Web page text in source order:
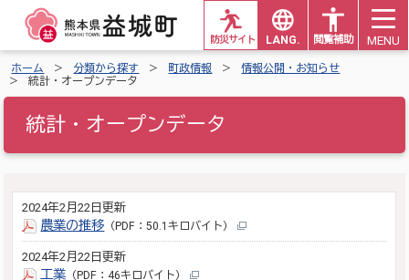
LANG. 閲覧補助
防災サイト MENU
ホーム 分類から探す 町政情報
情報公開・お知らせ
統計・オープンデータ
統計・オープンデータ
2024年2月22日更新
農業の推移 （PDF：50.1キロバイト）
2024年2月22日更新
工業 （PDF：46キロバイト）